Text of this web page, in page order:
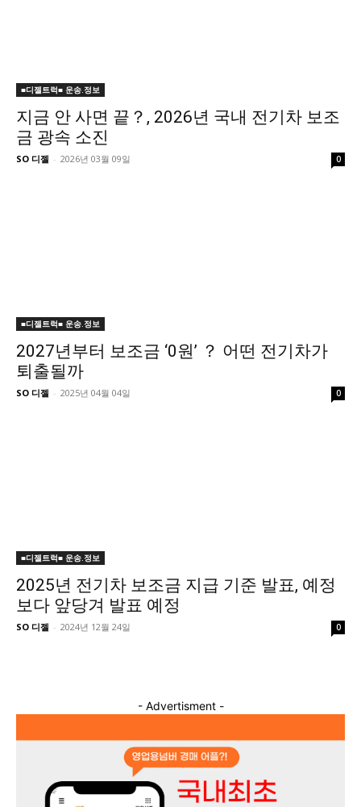
■디젤트럭■ 운송.정보
지금 안 사면 끝？, 2026년 국내 전기차 보조
금 광속 소진
SO 디젤 - 2026년 03월 09일 0
■디젤트럭■ 운송.정보
2027년부터 보조금 ‘0원’ ？ 어떤 전기차가
퇴출될까
SO 디젤 - 2025년 04월 04일 0
■디젤트럭■ 운송.정보
2025년 전기차 보조금 지급 기준 발표, 예정
보다 앞당겨 발표 예정
SO 디젤 - 2024년 12월 24일 0
- Advertisment -